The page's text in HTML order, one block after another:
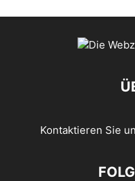
Kontaktieren Sie